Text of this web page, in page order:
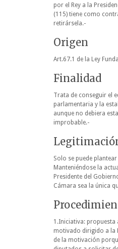
por el Rey a la
(115) tiene como
retirársela.-
Origen
Art.67.1 de la Ley
Finalidad
Trata de conseguir el
parlamentaria y la
aunque no debiera
improbable.-
Solo se puede
Manteniéndose la
Presidente del
Cámara sea la única
1.Iniciativa: propuesta
motivado dirigido a la
de la motivación